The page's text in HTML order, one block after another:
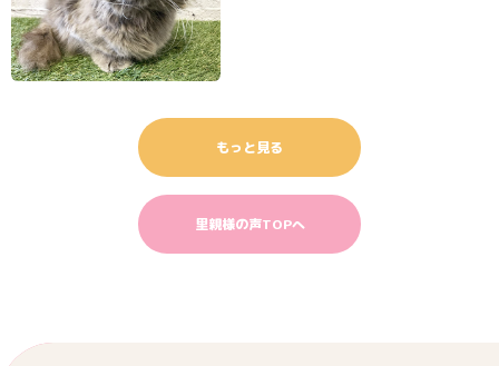
もっと見る
里親様の声TOPへ